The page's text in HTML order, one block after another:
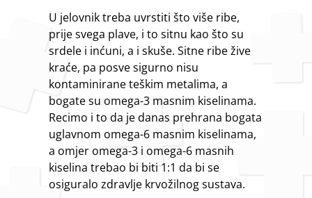
U jelovnik treba uvrstiti što više ribe,
prije svega plave, i to sitnu kao što su
srdele i inćuni, a i skuše. Sitne ribe žive
kraće, pa posve sigurno nisu
kontaminirane teškim metalima, a
bogate su omega-3 masnim kiselinama.
Recimo i to da je danas prehrana bogata
uglavnom omega-6 masnim kiselinama,
a omjer omega-3 i omega-6 masnih
kiselina trebao bi biti 1:1 da bi se
osiguralo zdravlje krvožilnog sustava.